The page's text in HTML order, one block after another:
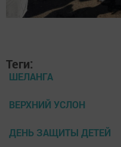
Теги:
ШЕЛАНГА
ВЕРХНИЙ УСЛОН
ДЕНЬ ЗАЩИТЫ ДЕТЕЙ